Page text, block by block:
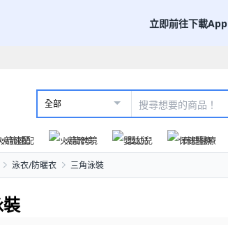
立即前往下載App
全部
火箭速配 火箭跨境 嬰幼兒 保健醫療
泳衣/防曬衣 三角泳裝